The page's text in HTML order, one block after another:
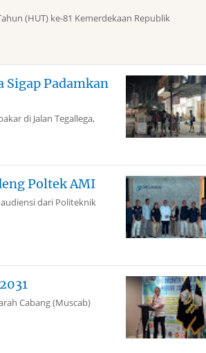
(HUT) ke-81 Kemerdekaan Republik
Sigap Padamkan
di Jalan Tegallega,
Poltek AMI
dari Politeknik
Cabang (Muscab)